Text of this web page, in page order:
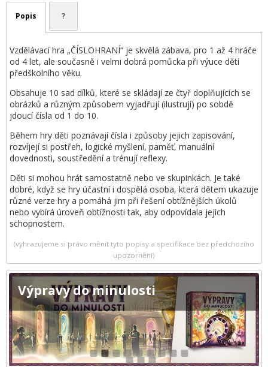
Popis ?
Vzdělávací hra „ČÍSLOHRANÍ“ je skvělá zábava, pro 1 až 4 hráče
od 4 let, ale současně i velmi dobrá pomůcka při výuce dětí
předškolního věku.
Obsahuje 10 sad dílků, které se skládají ze čtyř doplňujících se
obrázků a různým způsobem vyjadřují (ilustrují) po sobdě
jdoucí čísla od 1 do 10.
Během hry děti poznávají čísla i způsoby jejich zapisování,
rozvíjejí si postřeh, logické myšlení, paměť, manuální
dovednosti, soustředění a trénují reflexy.
Děti si mohou hrát samostatně nebo ve skupinkách. Je také
dobré, když se hry účastní i dospělá osoba, která dětem ukazuje
různé verze hry a pomáhá jim při řešení obtížnějších úkolů
nebo vybírá úroveň obtížnosti tak, aby odpovídala jejich
schopnostem.
(vyhrazujeme si právo měnit tyto popisy a specifikace bez předchozího
upozornění)
Výpravy do minulosti